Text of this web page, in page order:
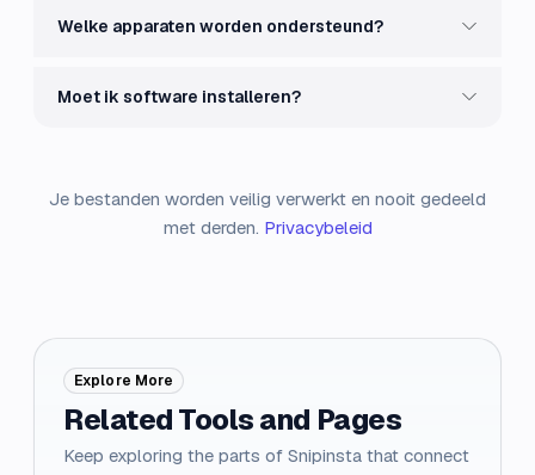
Welke apparaten worden ondersteund?
Moet ik software installeren?
Je bestanden worden veilig verwerkt en nooit gedeeld
met derden. Privacybeleid
Explore More
Related Tools and Pages
Keep exploring the parts of Snipinsta that connect